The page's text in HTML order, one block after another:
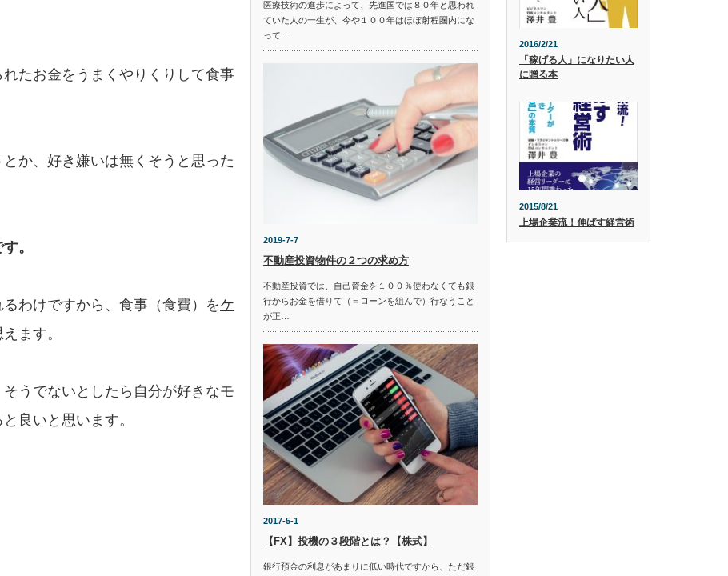
たお金をうまくやりくりして食事
か、好き嫌いは無くそうと思った
。
わけですから、食事（食費）をケ
ます。
うでないとしたら自分が好きなモ
良いと思います。
医療技術の進歩によって、先進国では８０年と思われ
ていた人の一生が、今や１００年はほぼ射程圏内にな
って…
2019-7-7
不動産投資物件の２つの求め方
不動産投資では、自己資金を１００％使わなくても銀
行からお金を借りて（＝ローンを組んで）行なうこと
が正…
2017-5-1
【FX】投機の３段階とは？【株式】
銀行預金の利息があまりに低い時代ですから、ただ銀
2016/2/21
「稼げる人」になりたい人
に贈る本
2015/8/21
上場企業流！伸ばす経営術